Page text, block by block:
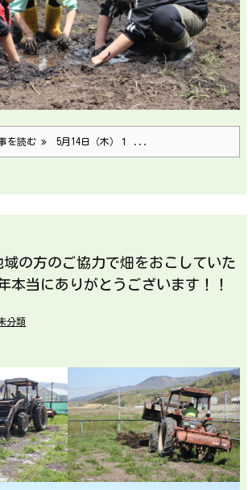
を読む 5月14日（木）１ ...
域の方のご協力で畑をおこしていた
本当にありがとうございます！！
分類